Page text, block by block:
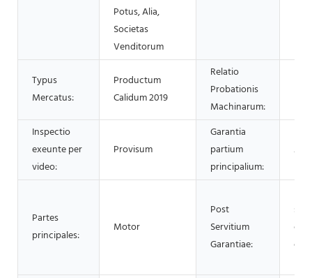
Potus, Alia,
Societas
Venditorum
Typus
Mercatus:
Productum
Calidum 2019
Relatio
Probationis
Machinarum:
Inspectio
exeunte per
video:
Provisum
Garantia
partium
principalium:
Partes
principales:
Motor
Post
Servitium
Garantiae: